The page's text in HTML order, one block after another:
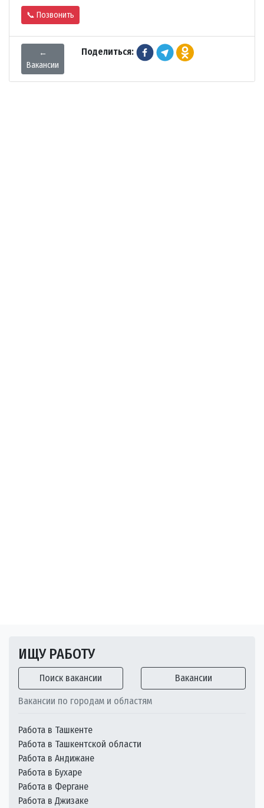
📞 Позвонить
←
Вакансии
Поделиться:
ИЩУ РАБОТУ
Поиск вакансии Вакансии
Вакансии по городам и областям
Работа в Ташкенте
Работа в Ташкентской области
Работа в Андижане
Работа в Бухаре
Работа в Фергане
Работа в Джизаке